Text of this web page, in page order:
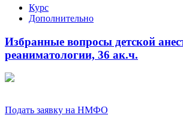
Курс
Дополнительно
Избранные вопросы детской
реаниматологии, 36 ак.ч.
Подать заявку на НМФО